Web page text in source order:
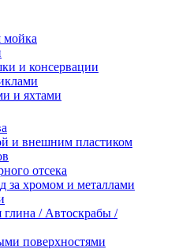
мойка
и консервации
и яхтами
и внешним пластиком
отсека
за хромом и металлами
/ Автоскрабы /
поверхностями